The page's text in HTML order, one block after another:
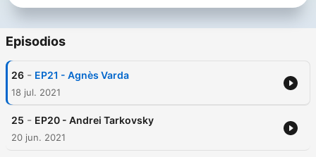
Episodios
26 - EP21 - Agnès Varda
18 jul. 2021
25 - EP20 - Andrei Tarkovsky
20 jun. 2021